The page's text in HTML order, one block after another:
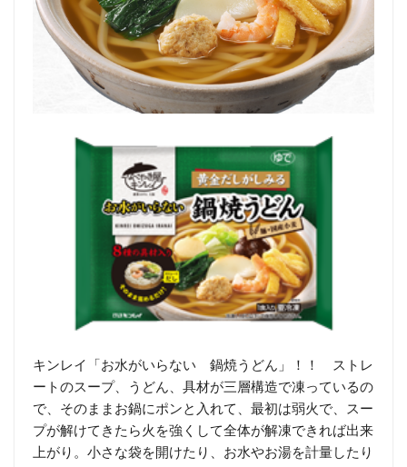
キンレイ「お水がいらない 鍋焼うどん」！！ ストレ
ートのスープ、うどん、具材が三層構造で凍っているの
で、そのままお鍋にポンと入れて、最初は弱火で、スー
プが解けてきたら火を強くして全体が解凍できれば出来
上がり。小さな袋を開けたり、お水やお湯を計量したり